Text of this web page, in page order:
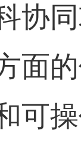
协
面
可